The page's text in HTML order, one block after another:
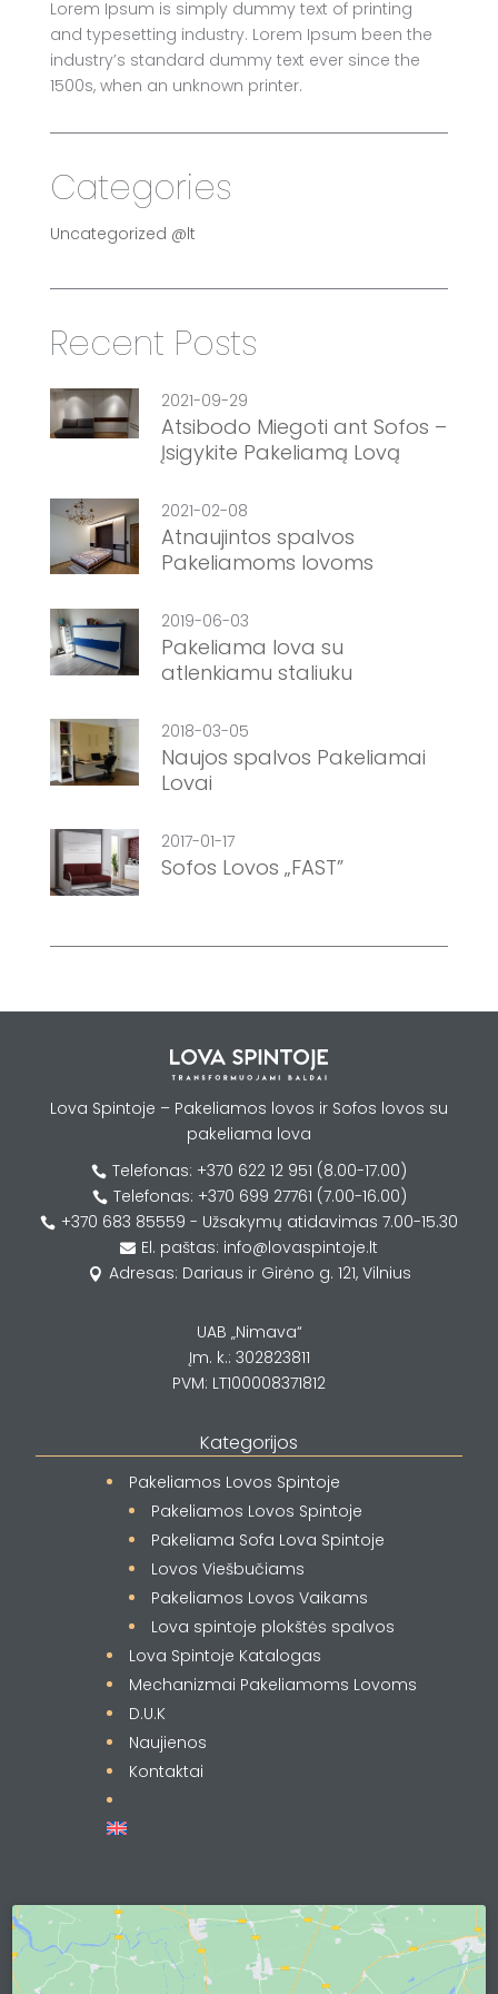
Lorem Ipsum is simply dummy text of printing
and typesetting industry. Lorem Ipsum been the
industry’s standard dummy text ever since the
1500s, when an unknown printer.
Categories
Uncategorized @lt
Recent Posts
2021-09-29
Atsibodo Miegoti ant Sofos –
Įsigykite Pakeliamą Lovą
2021-02-08
Atnaujintos spalvos
Pakeliamoms lovoms
2019-06-03
Pakeliama lova su
atlenkiamu staliuku
2018-03-05
Naujos spalvos Pakeliamai
Lovai
2017-01-17
Sofos Lovos „FAST”
Lova Spintoje – Pakeliamos lovos ir Sofos lovos su
pakeliama lova
 Telefonas: +370 622 12 951 (8.00-17.00)
 Telefonas: +370 699 27761 (7.00-16.00)
 +370 683 85559 - Užsakymų atidavimas 7.00-15.30
 El. paštas: info@lovaspintoje.lt
 Adresas: Dariaus ir Girėno g. 121, Vilnius
UAB „Nimava“
Įm. k.: 302823811
PVM: LT100008371812
Kategorijos
Pakeliamos Lovos Spintoje
Pakeliamos Lovos Spintoje
Pakeliama Sofa Lova Spintoje
Lovos Viešbučiams
Pakeliamos Lovos Vaikams
Lova spintoje plokštės spalvos
Lova Spintoje Katalogas
Mechanizmai Pakeliamoms Lovoms
D.U.K
Naujienos
Kontaktai